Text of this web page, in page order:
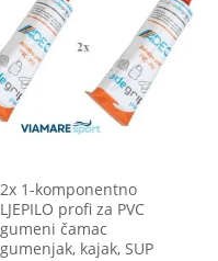
2x 1-komponentno
LJEPILO profi za PVC
gumeni čamac
gumenjak, kajak, SUP